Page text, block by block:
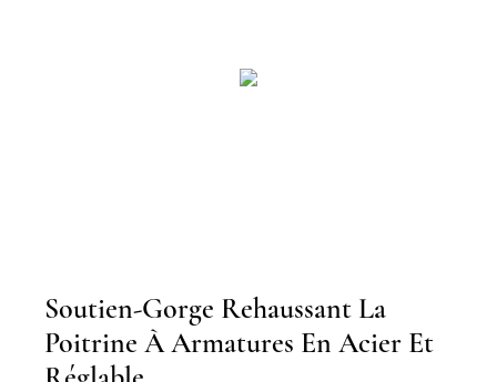
Soutien-Gorge Rehaussant La
Poitrine À Armatures En Acier Et